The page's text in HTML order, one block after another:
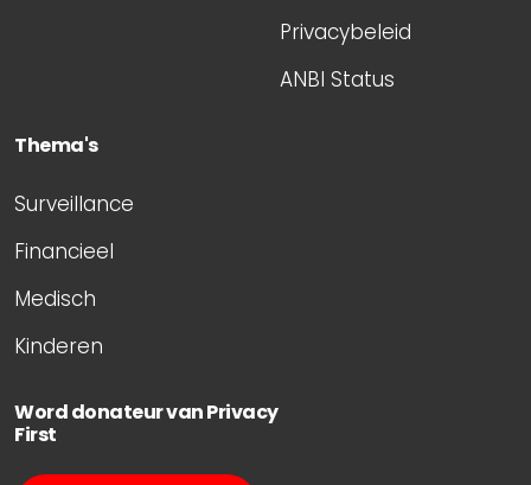
Privacybeleid
ANBI Status
Thema's
Surveillance
Financieel
Medisch
Kinderen
Word donateur van Privacy
First